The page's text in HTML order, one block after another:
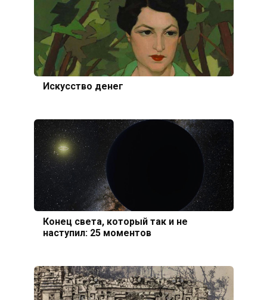
Искусcтво денег
Конец света, который так и не
наступил: 25 моментов